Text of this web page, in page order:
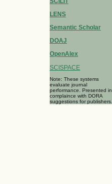
LENS
Semantic Scholar
DOAJ
OpenAlex
SCISPACE
Note: These systems
evaluate journal
performance. Presented in
complaince with DORA
suggestions for publishers.